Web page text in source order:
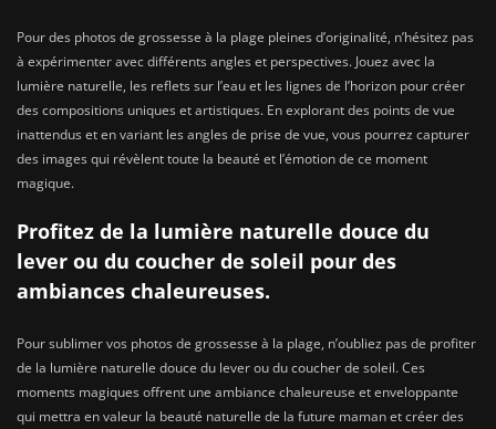
Pour des photos de grossesse à la plage pleines d’originalité, n’hésitez pas
à expérimenter avec différents angles et perspectives. Jouez avec la
lumière naturelle, les reflets sur l’eau et les lignes de l’horizon pour créer
des compositions uniques et artistiques. En explorant des points de vue
inattendus et en variant les angles de prise de vue, vous pourrez capturer
des images qui révèlent toute la beauté et l’émotion de ce moment
magique.
Profitez de la lumière naturelle douce du
lever ou du coucher de soleil pour des
ambiances chaleureuses.
Pour sublimer vos photos de grossesse à la plage, n’oubliez pas de profiter
de la lumière naturelle douce du lever ou du coucher de soleil. Ces
moments magiques offrent une ambiance chaleureuse et enveloppante
qui mettra en valeur la beauté naturelle de la future maman et créer des